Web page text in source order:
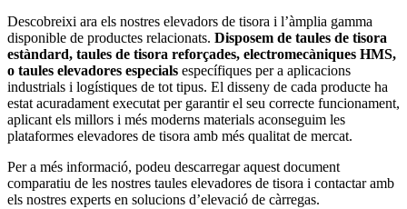
Descobreixi ara els nostres elevadors de tisora ​​i l’àmplia gamma
disponible de productes relacionats. Disposem de taules de tisora ​​
estàndard, taules de tisora ​​reforçades, electromecàniques HMS,
o taules elevadores especials específiques per a aplicacions
industrials i logístiques de tot tipus. El disseny de cada producte ha
estat acuradament executat per garantir el seu correcte funcionament,
aplicant els millors i més moderns materials aconseguim les
plataformes elevadores de tisora ​​amb més qualitat de mercat.
Per a més informació, podeu descarregar aquest document
comparatiu de les nostres taules elevadores de tisora i contactar amb
els nostres experts en solucions d’elevació de càrregas.